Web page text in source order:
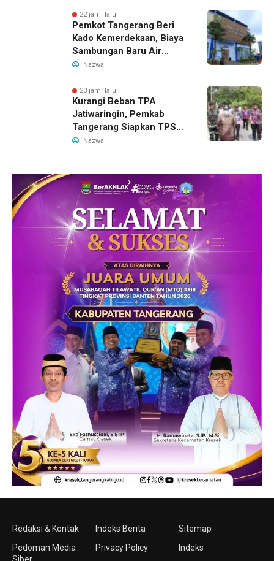
22 jam lalu
Pemkot Tangerang Beri
Kado Kemerdekaan, Biaya
Sambungan Baru Air
Bersih Dipangkas Jadi
Nazwa
23 jam lalu
Kurangi Beban TPA
Jatiwaringin, Pemkab
Tangerang Siapkan TPS3R
Baru di Tigaraksa
Nazwa
Redaksi & Kontak
Pedoman Media
Siber
Indeks Berita
Privacy Policy
Sitemap
Indeks